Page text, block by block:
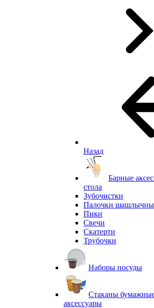
Назад
Барные
стола
Зубочистки
Палочки
Пики
Свечи
Скатерти
Трубочки
Наборы посуды
Стаканы
аксессуары